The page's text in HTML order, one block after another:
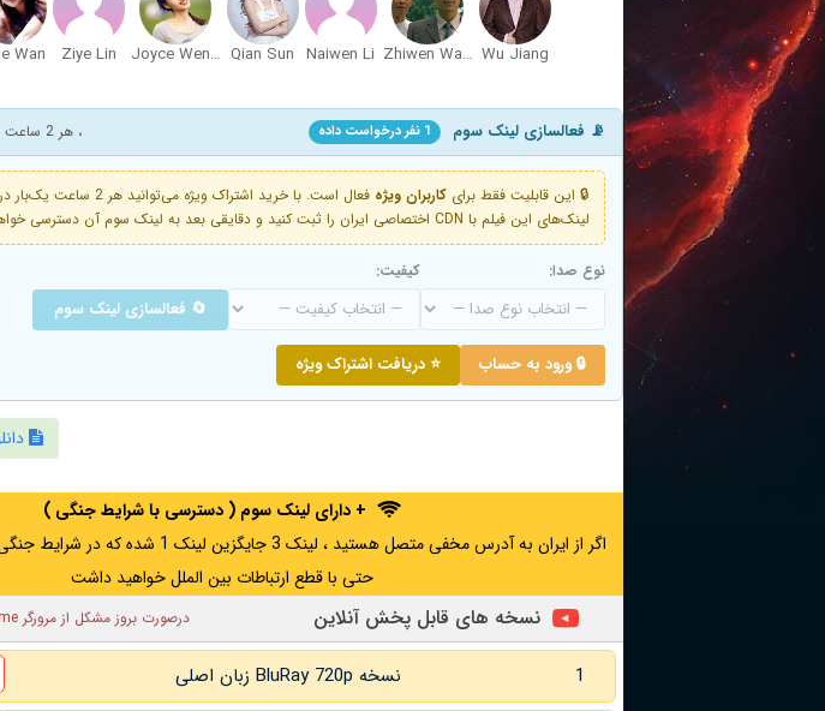
Wu Jiang
Zhiwen Wang
Naiwen Li
Qian Sun
Joyce Wenjuan Feng
Ziye Lin
Wan
📡 فعالسازی لینک سوم 1 نفر درخواست داده ، هر 2 ساعت یک فیلم برای یک کاربر ویژه
🔒 این قابلیت فقط برای کاربران ویژه
فعال است. با خرید اشتراک ویژه
لینک‌های این فیلم با CDN اختصاصی ایران را ثبت کنید و دقایقی بعد به لینک سوم آن دسترسی خواهید داشت
نوع صدا: کیفیت:
🔄 فعالسازی لینک سوم
🔒 ورود به حساب ⭐ دریافت اشتراک ویژه
+ دارای لینک سوم ( دسترسی با شرایط جنگی )
اگر از ایران به آدرس مخفی متصل هستید ، لینک 3
حتی با قطع ارتباطات بین الملل خواهید داشت
نسخه های قابل پخش آنلاین درصورت بروز مشکل از مرورگر Google Chrome استفاده کنید
1 نسخه BluRay 720p زبان اصلی